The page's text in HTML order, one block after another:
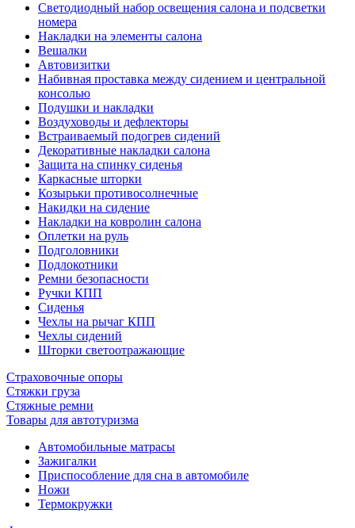
Светодиодный набор освещения салона и подсветки
номера
Накладки на элементы салона
Вешалки
Автовизитки
Набивная проставка между сидением и центральной
консолью
Подушки и накладки
Воздуховоды и дефлекторы
Встраиваемый подогрев сидений
Декоративные накладки салона
Защита на спинку сиденья
Каркасные шторки
Козырьки противосолнечные
Накидки на сидение
Накладки на ковролин салона
Оплетки на руль
Подголовники
Подлокотники
Ремни безопасности
Ручки КПП
Сиденья
Чехлы на рычаг КПП
Чехлы сидений
Шторки светоотражающие
Страховочные опоры
Стяжки груза
Стяжные ремни
Товары для автотуризма
Автомобильные матрасы
Зажигалки
Приспособление для сна в автомобиле
Ножи
Термокружки